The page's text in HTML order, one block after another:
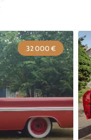
32 000 €